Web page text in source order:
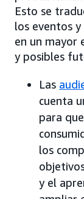
Esto se
los eventos
en un mayor
y posibles
Las
cuenta
para
los
y el